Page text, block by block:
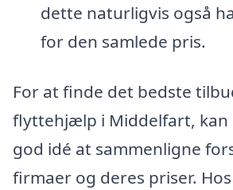
dette naturligvis også
for den samlede pris.
For at finde det bedste
flyttehjælp i Middelfart,
god idé at sammenligne
firmaer og deres priser. Hos